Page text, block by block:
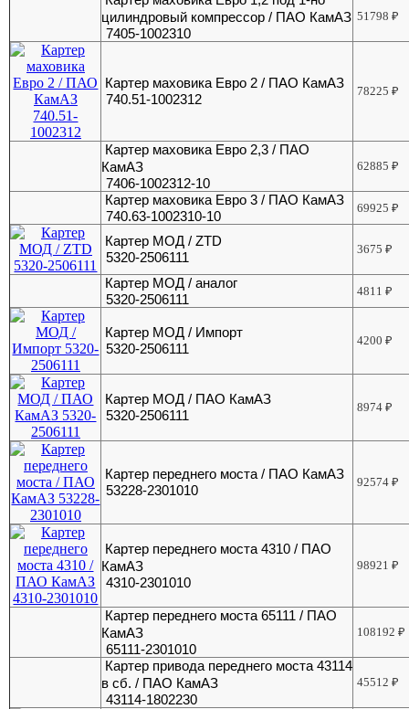
цилиндровый компрессор / ПАО КамАЗ
7405-1002310
51798₽
Картер маховика Евро 2 / ПАО КамАЗ
740.51-1002312
78225₽
Картер маховика Евро 2,3 / ПАО
КамАЗ
7406-1002312-10
62885₽
Картер маховика Евро 3 / ПАО КамАЗ
740.63-1002310-10
69925₽
Картер МОД / ZTD
5320-2506111
3675₽
Картер МОД / аналог
5320-2506111
4811₽
Картер МОД / Импорт
5320-2506111
4200₽
Картер МОД / ПАО КамАЗ
5320-2506111
8974₽
Картер переднего моста / ПАО КамАЗ
53228-2301010
92574₽
Картер переднего моста 4310 / ПАО
КамАЗ
4310-2301010
98921₽
Картер переднего моста 65111 / ПАО
КамАЗ
65111-2301010
108192₽
Картер привода переднего моста 43114
в сб. / ПАО КамАЗ
43114-1802230
45512₽